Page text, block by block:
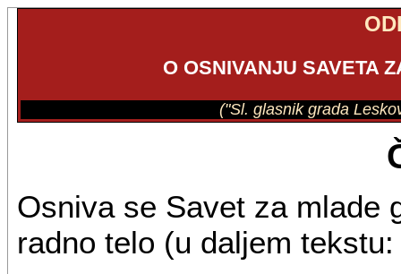
O OSNIVANJU SAVETA
("Sl. glasnik grada
Osniva se Savet za mlade
radno telo (u daljem